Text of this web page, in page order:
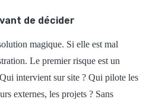
de décider
magique. Si elle est mal
Le premier risque est un
intervient sur site ? Qui pilote les
externes, les projets ? Sans